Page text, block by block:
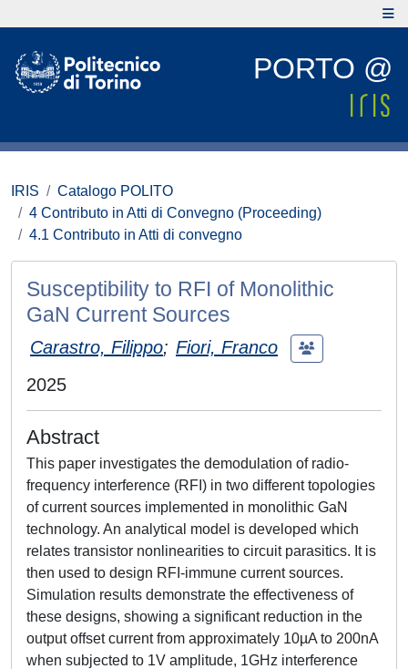
PORTO @
IRIS
Catalogo POLITO
4 Contributo in Atti di Convegno (Proceeding)
4.1 Contributo in Atti di convegno
Susceptibility to RFI of Monolithic
GaN Current Sources
Carastro, Filippo; Fiori, Franco
2025
Abstract
This paper investigates the demodulation of radio-
frequency interference (RFI) in two different topologies
of current sources implemented in monolithic GaN
technology. An analytical model is developed which
relates transistor nonlinearities to circuit parasitics. It is
then used to design RFI-immune current sources.
Simulation results demonstrate the effectiveness of
these designs, showing a significant reduction in the
output offset current from approximately 10µA to 200nA
when subjected to 1V amplitude, 1GHz interference